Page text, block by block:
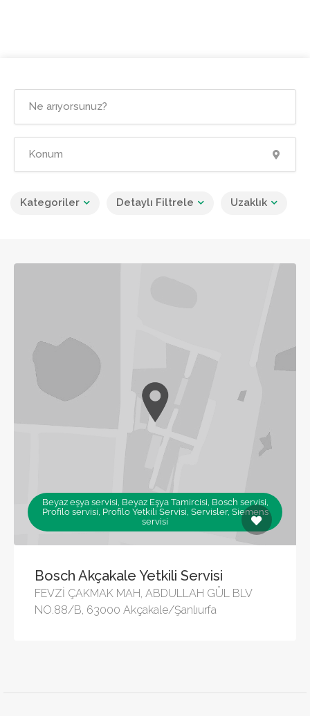
Kategoriler Detaylı Filtrele Uzaklık
Beyaz eşya servisi, Beyaz Eşya Tamircisi, Bosch servisi,
Profilo servisi, Profilo Yetkili Servisi, Servisler, Siemens
servisi
Bosch Akçakale Yetkili Servisi
FEVZİ ÇAKMAK MAH, ABDULLAH GÜL BLV
NO.88/B, 63000 Akçakale/Şanlıurfa